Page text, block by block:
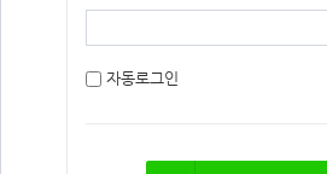
자동로그인